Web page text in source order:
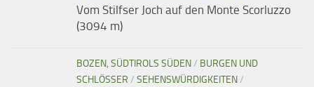
Vom Stilfser Joch auf den Monte Scorluzzo
(3094 m)
BOZEN, SÜDTIROLS SÜDEN/ BURGEN UND
SCHLÖSSER / SEHENSWÜRDIGKEITEN/